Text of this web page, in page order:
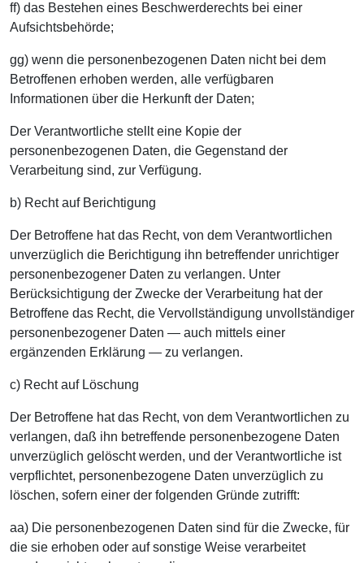
ff) das Bestehen eines Beschwerderechts bei einer
Aufsichtsbehörde;
gg) wenn die personenbezogenen Daten nicht bei dem
Betroffenen erhoben werden, alle verfügbaren
Informationen über die Herkunft der Daten;
Der Verantwortliche stellt eine Kopie der
personenbezogenen Daten, die Gegenstand der
Verarbeitung sind, zur Verfügung.
b) Recht auf Berichtigung
Der Betroffene hat das Recht, von dem Verantwortlichen
unverzüglich die Berichtigung ihn betreffender unrichtiger
personenbezogener Daten zu verlangen. Unter
Berücksichtigung der Zwecke der Verarbeitung hat der
Betroffene das Recht, die Vervollständigung unvollständiger
personenbezogener Daten — auch mittels einer
ergänzenden Erklärung — zu verlangen.
c) Recht auf Löschung
Der Betroffene hat das Recht, von dem Verantwortlichen zu
verlangen, daß ihn betreffende personenbezogene Daten
unverzüglich gelöscht werden, und der Verantwortliche ist
verpflichtet, personenbezogene Daten unverzüglich zu
löschen, sofern einer der folgenden Gründe zutrifft:
aa) Die personenbezogenen Daten sind für die Zwecke, für
die sie erhoben oder auf sonstige Weise verarbeitet